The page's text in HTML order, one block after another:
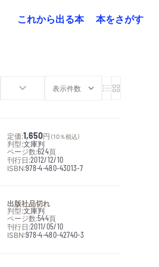
これから出る本
本をさがす
定価:1,650円 （10％税込）
判型:文庫判
ページ数:624頁
刊行日:2012/12/10
ISBN:978-4-480-43013-7
出版社品切れ
判型:文庫判
ページ数:544頁
刊行日:2011/05/10
ISBN:978-4-480-42740-3